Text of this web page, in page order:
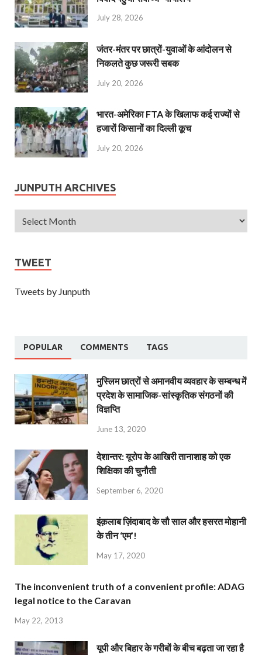
July 28, 2026
जंतर-मंतर पर छात्रों-युवाओं के आंदोलन से
निकलते कुछ जरूरी सबक
July 20, 2026
भारत-अमेरिका FTA के खिलाफ कई राज्यों से
हजारों किसानों का दिल्ली कूच
July 20, 2026
JUNPUTH ARCHIVES
TWEET
Tweets by Junputh
POPULAR COMMENTS TAGS
मुस्लिम छात्रों से अमानवीय व्यवहार के सम्बन्ध में
प्रदेश के सामाजिक-सांस्कृतिक संगठनों की
विज्ञप्ति
June 13, 2020
देशान्‍तर: यूरोप के आखिरी तानाशाह को एक
शिक्षिका की चुनौती
September 6, 2020
इंक़लाब ज़िंदाबाद के सौ साल और हसरत मोहानी
के तीन ‘एम’!
May 17, 2020
The inconvenient truth of a convenient profile: ADAG
legal notice to the Caravan
May 22, 2013
यूपी और बिहार के गरीबों के बीच बढ़ता जा रहा है